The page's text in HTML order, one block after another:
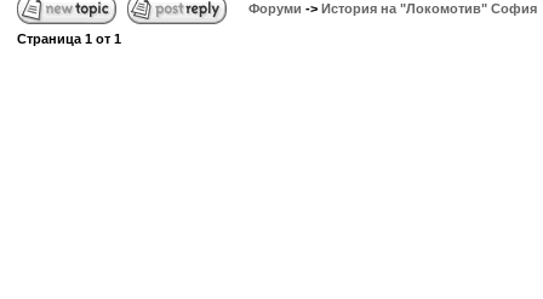
Форуми -> История на "Локомотив" София
Страница 1 от 1